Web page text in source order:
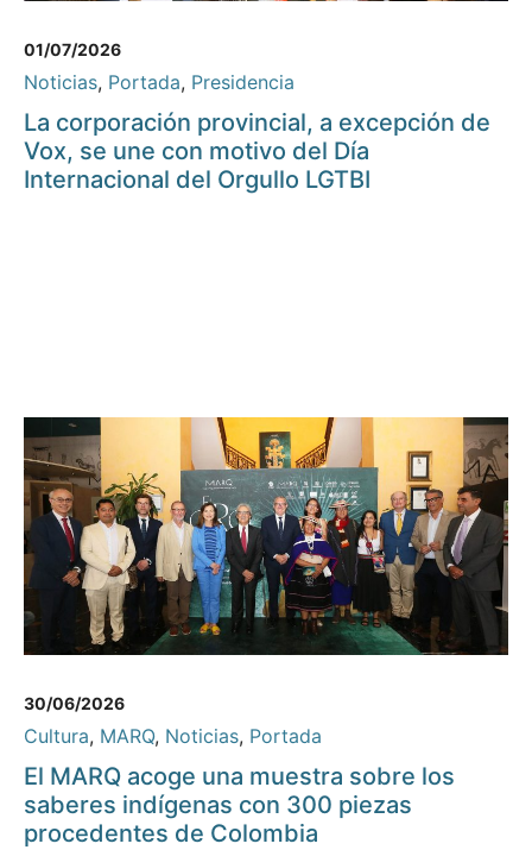
01/07/2026
Noticias, Portada, Presidencia
La corporación provincial, a excepción de
Vox, se une con motivo del Día
Internacional del Orgullo LGTBI
30/06/2026
Cultura, MARQ, Noticias, Portada
El MARQ acoge una muestra sobre los
saberes indígenas con 300 piezas
procedentes de Colombia